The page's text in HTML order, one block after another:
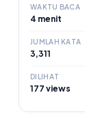
WAKTU BACA
4 menit
JUMLAH KATA
3,311
DILIHAT
177 views